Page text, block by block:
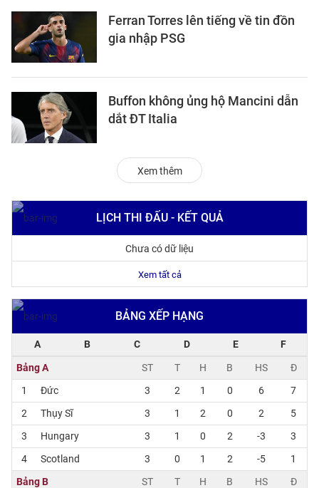
Ferran Torres lên tiếng về tin đồn
gia nhập PSG
Buffon không ủng hộ Mancini dẫn
dắt ĐT Italia
Xem thêm
LỊCH THI ĐẤU - KẾT QUẢ
Chưa có dữ liệu
Xem tất cả
BẢNG XẾP HẠNG
A B C D E F
Bảng A ST T H B HS
Đ
1
Đức 3 2 1 0 6
7
2
Thụy Sĩ 3 1 2 0 2
5
3
Hungary 3 1 0 2 -3
3
4
Scotland 3 0 1 2 -5
1
Bảng B
ST T H B HS
Đ